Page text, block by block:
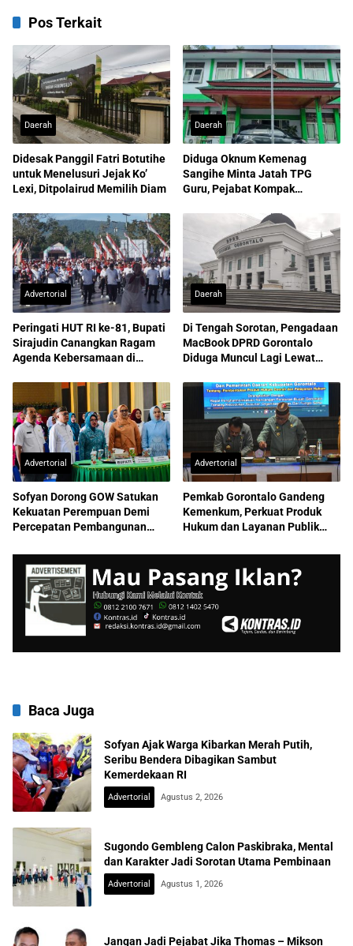
Pos Terkait
Daerah
Didesak Panggil Fatri Botutihe
untuk Menelusuri Jejak Ko’
Lexi, Ditpolairud Memilih Diam
Daerah
Diduga Oknum Kemenag
Sangihe Minta Jatah TPG
Guru, Pejabat Kompak
Advertorial
Peringati HUT RI ke-81, Bupati
Sirajudin Canangkan Ragam
Agenda Kebersamaan di
Daerah
Di Tengah Sorotan, Pengadaan
MacBook DPRD Gorontalo
Diduga Muncul Lagi Lewat
Advertorial
Sofyan Dorong GOW Satukan
Kekuatan Perempuan Demi
Percepatan Pembangunan
Advertorial
Pemkab Gorontalo Gandeng
Kemenkum, Perkuat Produk
Hukum dan Layanan Publik
Baca Juga
Sofyan Ajak Warga Kibarkan Merah Putih,
Seribu Bendera Dibagikan Sambut
Kemerdekaan RI
Advertorial Agustus 2, 2026
Sugondo Gembleng Calon Paskibraka, Mental
dan Karakter Jadi Sorotan Utama Pembinaan
Advertorial Agustus 1, 2026
Jangan Jadi Pejabat Jika Thomas – Mikson